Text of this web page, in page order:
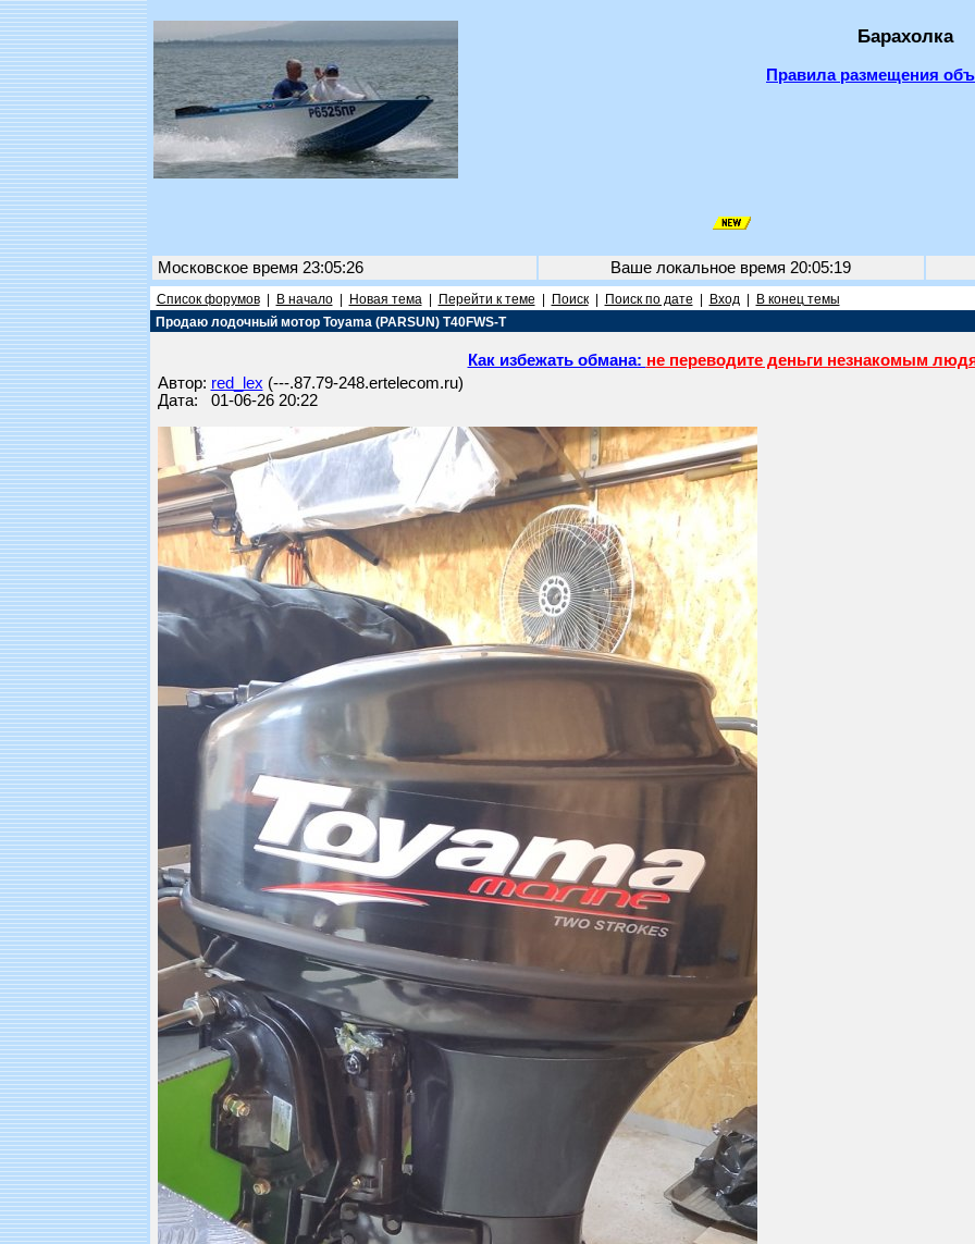
Барахолка
Правила размещения
Московское время 23:05:26 Ваше локальное время 20:05:19
Список форумов| В начало| Новая тема| Перейти к теме Поиск| Поиск по дате Вход|
В конец темы
Продаю лодочный мотор Toyama (PARSUN) T40FWS-T
Как избежать обмана: не переводите деньги незнакомым
Автор: red_lex (---.87.79-248.ertelecom.ru)
Дата: 01-06-26 20:22